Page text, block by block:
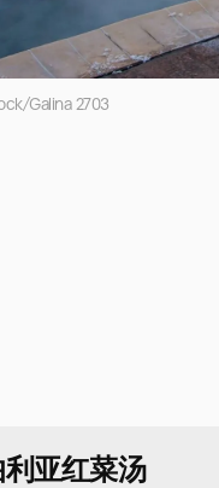
Galina 2703
利亚红菜汤